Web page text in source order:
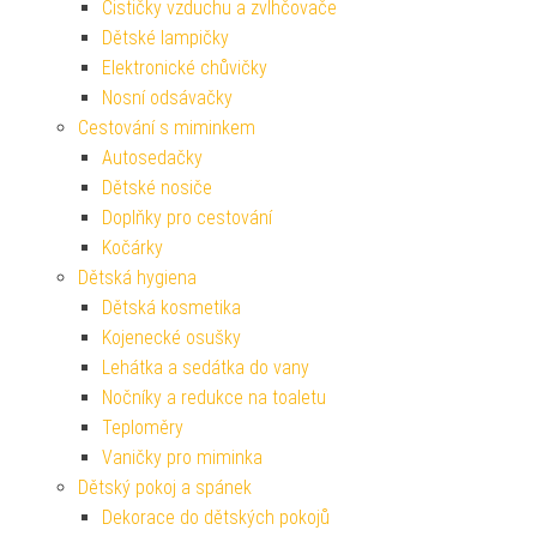
Čističky vzduchu a zvlhčovače
Dětské lampičky
Elektronické chůvičky
Nosní odsávačky
Cestování s miminkem
Autosedačky
Dětské nosiče
Doplňky pro cestování
Kočárky
Dětská hygiena
Dětská kosmetika
Kojenecké osušky
Lehátka a sedátka do vany
Nočníky a redukce na toaletu
Teploměry
Vaničky pro miminka
Dětský pokoj a spánek
Dekorace do dětských pokojů